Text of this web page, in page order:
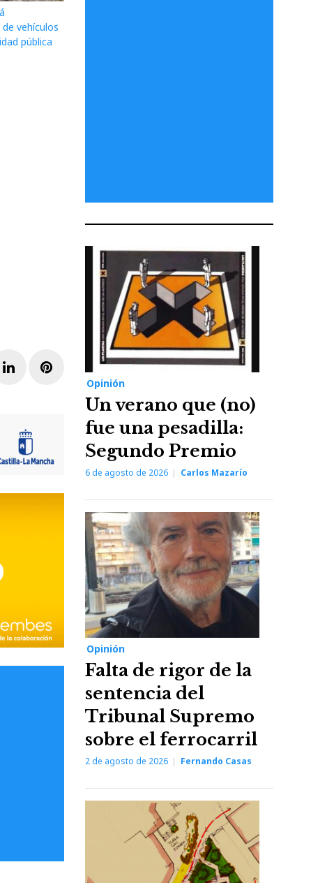
vehículos
pública
LinkedInPinterest
Opinión
Un verano que (no)
fue una pesadilla:
Segundo Premio
6 de agosto de 2026 Carlos Mazarío
Opinión
Falta de rigor de la
sentencia del
Tribunal Supremo
sobre el ferrocarril
2 de agosto de 2026 Fernando Casas